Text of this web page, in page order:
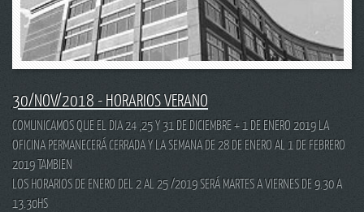
30/NOV/2018 - HORARIOS VERANO
COMUNICAMOS QUE EL DIA 24 ,25 Y 31 DE DICIEMBRE + 1 DE ENERO 2019 LA
OFICINA PERMANECERÁ CERRADA Y LA SEMANA DE 28 DE ENERO AL 1 DE FEBRERO
2019 TAMBIEN
LOS HORARIOS DE ENERO DEL 2 AL 25 /2019 SERÁ MARTES A VIERNES DE 9.30 A
13.30HS